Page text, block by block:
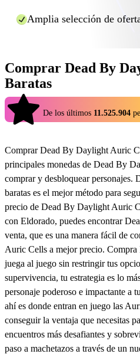
Amplia selección de
Comprar Dead By
Baratas
De los últimos 11.525.904
Comprar Dead By Daylight Auric
principales monedas de Dead By
comprar y desbloquear
baratas es el mejor método para
precio de Dead By Daylight Auric
con Eldorado, puedes encontrar
venta, que es una manera fácil de
Auric Cells a mejor precio.
juega al juego sin restringir tus
supervivencia, tu estrategia es lo
personaje poderoso e impactante a
ahí es donde entran en juego las
conseguir la ventaja que necesitas
encuentros más desafiantes y
paso a machetazos a través de un